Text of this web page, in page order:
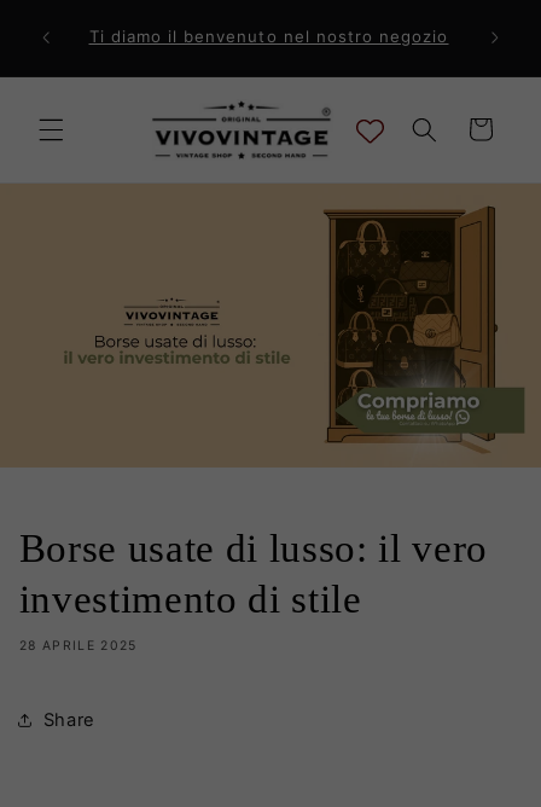
direttamente
ai contenuti
a 99€ Ti diamo il benvenuto nel nostro negozio
Carrello
Borse usate di lusso: il vero
investimento di stile
28 APRILE 2025
Share